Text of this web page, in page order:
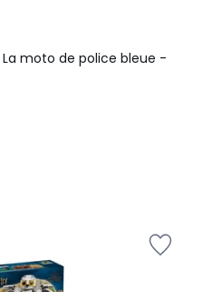
La moto de police bleue -